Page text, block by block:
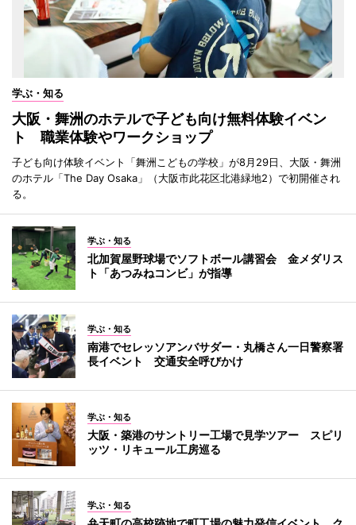
学ぶ・知る
大阪・舞洲のホテルで子ども向け無料体験イベン
ト 職業体験やワークショップ
子ども向け体験イベント「舞洲こどもの学校」が8月29日、大阪・舞洲
のホテル「The Day Osaka」（大阪市此花区北港緑地2）で初開催され
る。
学ぶ・知る
北加賀屋野球場でソフトボール講習会 金メダリス
ト「あつみねコンビ」が指導
学ぶ・知る
南港でセレッソアンバサダー・丸橋さん一日警察署
長イベント 交通安全呼びかけ
学ぶ・知る
大阪・築港のサントリー工場で見学ツアー スピリ
ッツ・リキュール工房巡る
学ぶ・知る